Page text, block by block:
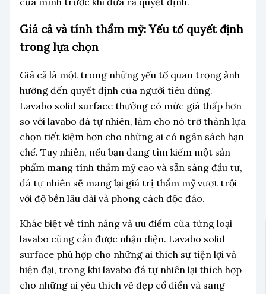
Giá cả và tính thẩm mỹ: Yếu tố quyết định
trong lựa chọn
Giá cả là một trong những yếu tố quan trọng ảnh
hưởng đến quyết định của người tiêu dùng.
Lavabo solid surface thường có mức giá thấp hơn
so với lavabo đá tự nhiên, làm cho nó trở thành lựa
chọn tiết kiệm hơn cho những ai có ngân sách hạn
chế. Tuy nhiên, nếu bạn đang tìm kiếm một sản
phẩm mang tính thẩm mỹ cao và sẵn sàng đầu tư,
đá tự nhiên sẽ mang lại giá trị thẩm mỹ vượt trội
với độ bền lâu dài và phong cách độc đáo.
Khác biệt về tính năng và ưu điểm của từng loại
lavabo cũng cần được nhận diện. Lavabo solid
surface phù hợp cho những ai thích sự tiện lợi và
hiện đại, trong khi lavabo đá tự nhiên lại thích hợp
cho những ai yêu thích vẻ đẹp cổ điển và sang